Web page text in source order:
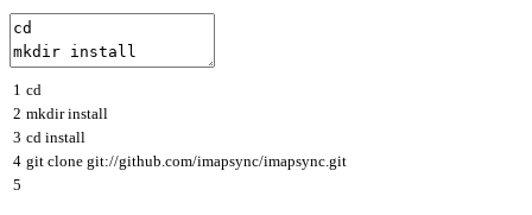
1
2
3
4
5
cd
mkdirinstall
cd install
git clone git://github.com/imapsync/imapsync.git